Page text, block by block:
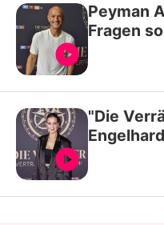
Peyman
Fragen
"Die